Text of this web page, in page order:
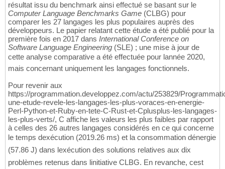
résultat issu du benchmark ainsi effectué se basant sur le
Computer Language Benchmarks Game (CLBG) pour
comparer les 27 langages les plus populaires auprès des
développeurs. Le papier relatant cette étude a été publié pour la
première fois en 2017 dans International Conference on
Software Language Engineering (SLE) ; une mise à jour de
cette analyse comparative a été effectuée pour lannée 2020,
mais concernant uniquement les langages fonctionnels.
Pour revenir aux
https://programmation.developpez.com/actu/253829/
une-etude-revele-les-langages-les-plus-voraces-en-energie-
Perl-Python-et-Ruby-en-tete-C-Rust-et-Cplusplus-les-langages-
les-plus-verts/, C affiche les valeurs les plus faibles par rapport
à celles des 26 autres langages considérés en ce qui concerne
le temps dexécution (2019.26 ms) et la consommation dénergie
(57.86 J) dans lexécution des solutions relatives aux dix
problèmes retenus dans linitiative CLBG. En revanche, cest